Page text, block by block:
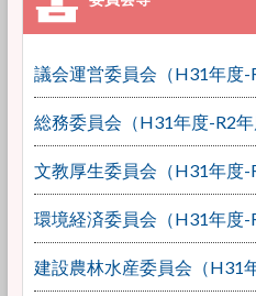
議会運営委員会（H31年度-
総務委員会（H31年度-R2年
文教厚生委員会（H31年度-
環境経済委員会（H31年度-
建設農林水産委員会（H31